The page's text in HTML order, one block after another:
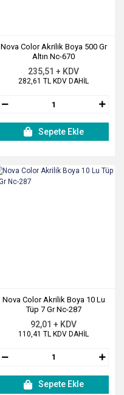
Nova Color Akrilik Boya 500 Gr
Altın Nc-670
235,51 + KDV
282,61 TL KDV DAHİL
Sepete Ekle
Nova Color Akrilik Boya 10 Lu
Tüp 7 Gr Nc-287
92,01 + KDV
110,41 TL KDV DAHİL
Sepete Ekle